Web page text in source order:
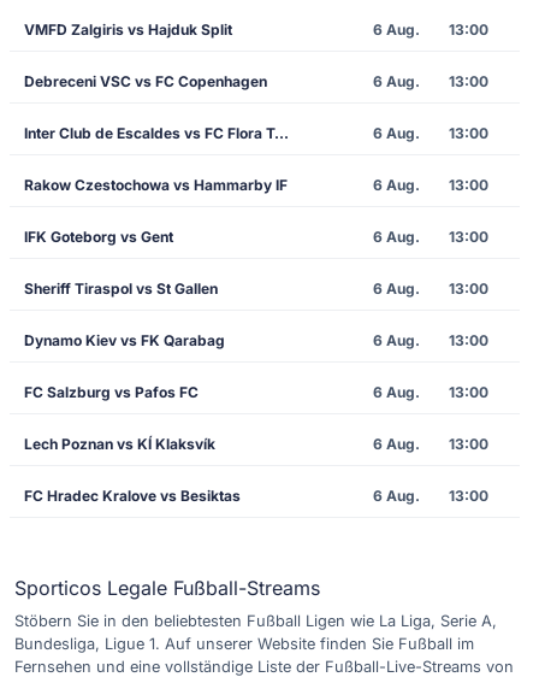
VMFD Zalgiris vs Hajduk Split 6 Aug. 13:00
Debreceni VSC vs FC Copenhagen 6 Aug. 13:00
Inter Club de Escaldes vs FC Flora Tallinn 6 Aug. 13:00
Rakow Czestochowa vs Hammarby IF 6 Aug. 13:00
IFK Goteborg vs Gent 6 Aug. 13:00
Sheriff Tiraspol vs St Gallen 6 Aug. 13:00
Dynamo Kiev vs FK Qarabag 6 Aug. 13:00
FC Salzburg vs Pafos FC 6 Aug. 13:00
Lech Poznan vs KÍ Klaksvík 6 Aug. 13:00
FC Hradec Kralove vs Besiktas 6 Aug. 13:00
Sporticos Legale Fußball-Streams
Stöbern Sie in den beliebtesten Fußball Ligen wie La Liga, Serie A,
Bundesliga, Ligue 1. Auf unserer Website finden Sie Fußball im
Fernsehen und eine vollständige Liste der Fußball-Live-Streams von